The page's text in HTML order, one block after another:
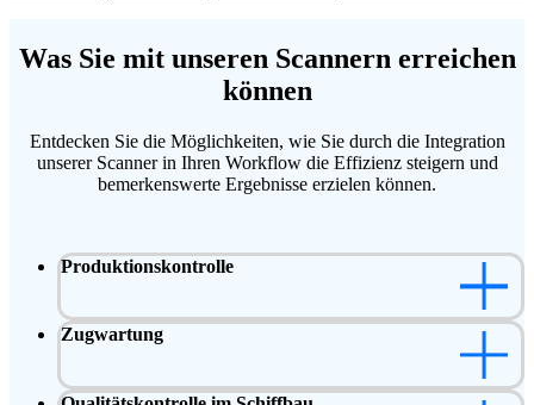
Was Sie mit unseren Scannern erreichen
können
Entdecken Sie die Möglichkeiten, wie Sie durch die Integration
unserer Scanner in Ihren Workflow die Effizienz steigern und
bemerkenswerte Ergebnisse erzielen können.
Produktionskontrolle
Zugwartung